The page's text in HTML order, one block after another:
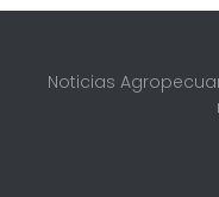
Noticias